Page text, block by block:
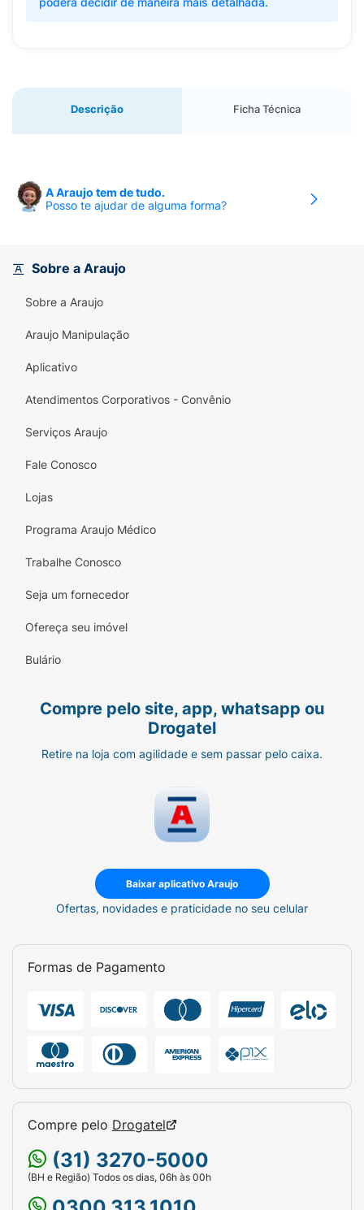
Descrição Ficha Técnica
A Araujo tem de tudo.
Posso te ajudar de alguma forma?
Sobre a Araujo
Sobre a Araujo
Araujo Manipulação
Aplicativo
Atendimentos Corporativos - Convênio
Serviços Araujo
Fale Conosco
Lojas
Programa Araujo Médico
Trabalhe Conosco
Seja um fornecedor
Ofereça seu imóvel
Bulário
Compre pelo site, app, whatsapp ou
Drogatel
Retire na loja com agilidade e sem passar pelo caixa.
Baixar aplicativo Araujo
Ofertas, novidades e praticidade no seu celular
Formas de Pagamento
Compre pelo Drogatel
(31) 3270-5000
(BH e Região) Todos os dias, 06h às 00h